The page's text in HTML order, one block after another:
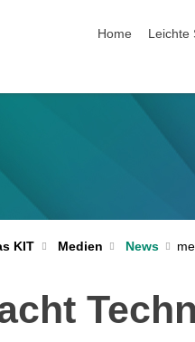
Home
Leichte
KIT Medien News